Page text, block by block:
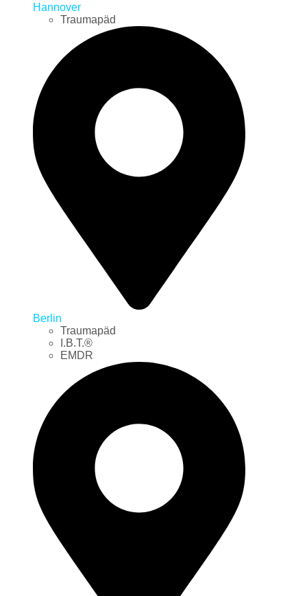
Hannover
Traumapäd
Berlin
Traumapäd
I.B.T.®
EMDR